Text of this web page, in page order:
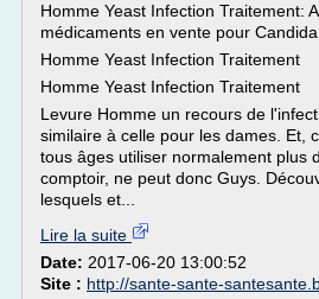
Homme Yeast Infection Traitement:
médicaments en vente pour
Homme Yeast Infection Traitement
Homme Yeast Infection Traitement
Levure Homme un recours de
similaire à celle pour les dames. Et,
tous âges utiliser normalement plus
comptoir, ne peut donc Guys.
lesquels et...
Lire la suite
Date: 2017-06-20 13:00:52
Site : http://sante-sante-